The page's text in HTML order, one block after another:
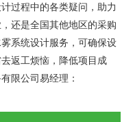
过程中的各类疑问，助力
还是全国其他地区的采购
系统设计服务，可确保设
返工烦恼，降低项目成
限公司易经理：